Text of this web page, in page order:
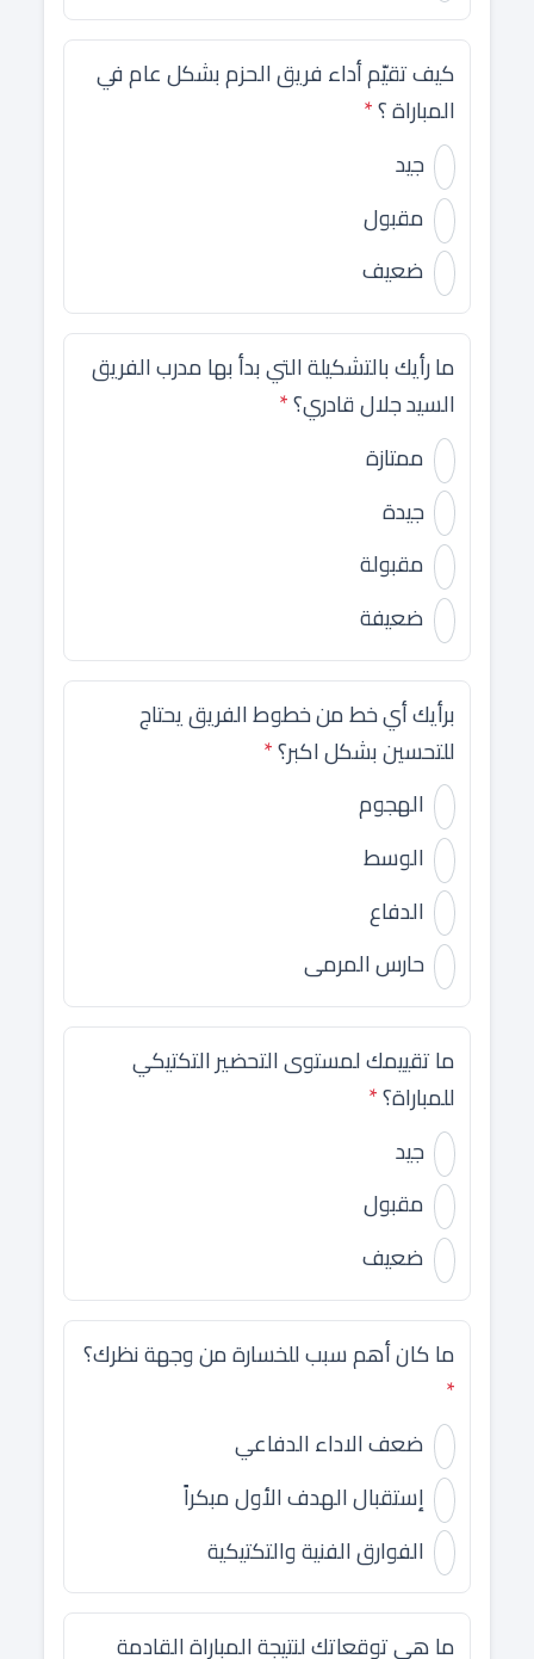
كيف تقيّم أداء فريق الحزم بشكل عام في
المباراة ؟*
جيد
مقبول
ضعيف
ما رأيك بالتشكيلة التي بدأ بها مدرب الفريق
السيد جلال قادري؟*
ممتازة
جيدة
مقبولة
ضعيفة
برأيك أي خط من خطوط الفريق يحتاج
للتحسين بشكل اكبر؟*
الهجوم
الوسط
الدفاع
حارس المرمى
ما تقييمك لمستوى التحضير التكتيكي
للمباراة؟*
جيد
مقبول
ضعيف
ما كان أهم سبب للخسارة من وجهة نظرك؟
*
ضعف الاداء الدفاعي
إستقبال الهدف الأول مبكراً
الفوارق الفنية والتكتيكية
ما هي توقعاتك لنتيجة المباراة القادمة